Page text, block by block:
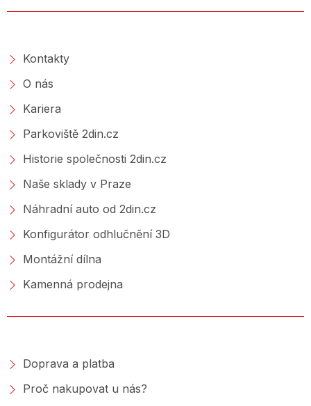
Kontakty
O nás
Kariera
Parkoviště 2din.cz
Historie společnosti 2din.cz
Naše sklady v Praze
Náhradní auto od 2din.cz
Konfigurátor odhlučnění 3D
Montážní dílna
Kamenná prodejna
Doprava a platba
Proč nakupovat u nás?